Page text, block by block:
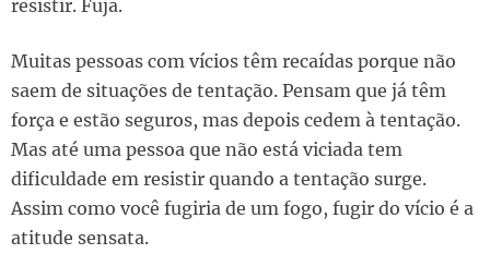
resistir. Fuja.
Muitas pessoas com vícios têm recaídas porque não
saem de situações de tentação. Pensam que já têm
força e estão seguros, mas depois cedem à tentação.
Mas até uma pessoa que não está viciada tem
dificuldade em resistir quando a tentação surge.
Assim como você fugiria de um fogo, fugir do vício é a
atitude sensata.